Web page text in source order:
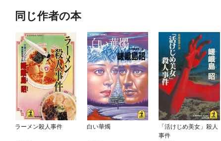
同じ作者の本
ラーメン殺人事件 白い華燭
「活けじめ美女」殺人
事件